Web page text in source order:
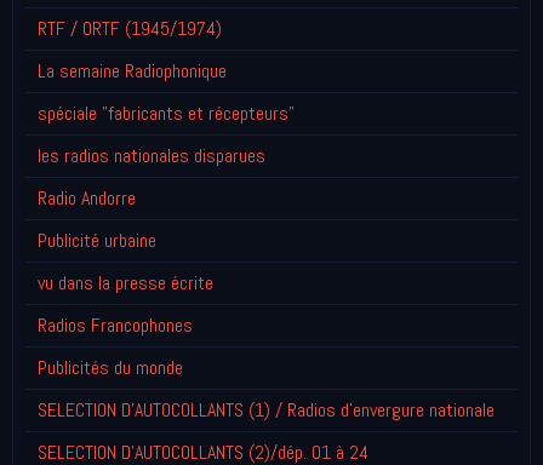
RTF / ORTF (1945/1974)
La semaine Radiophonique
spéciale "fabricants et récepteurs"
les radios nationales disparues
Radio Andorre
Publicité urbaine
vu dans la presse écrite
Radios Francophones
Publicités du monde
SELECTION D'AUTOCOLLANTS (1) / Radios d'envergure nationale
SELECTION D'AUTOCOLLANTS (2)/dép. 01 à 24